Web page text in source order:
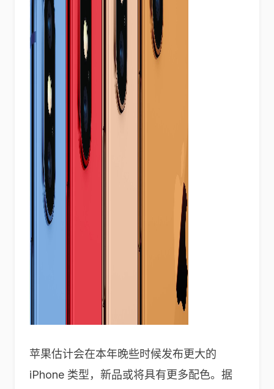
苹果估计会在本年晚些时候发布更大的
iPhone 类型，新品或将具有更多配色。据